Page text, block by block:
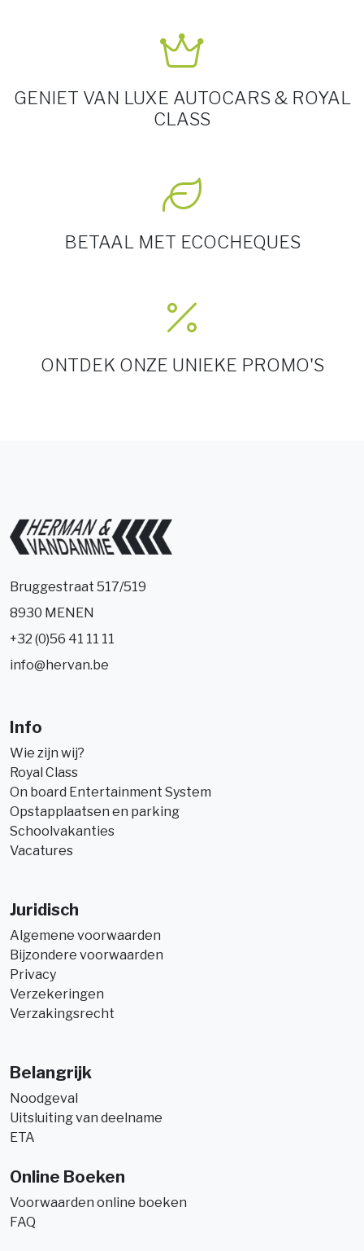
GENIET VAN LUXE AUTOCARS & ROYAL
CLASS
BETAAL MET ECOCHEQUES
ONTDEK ONZE UNIEKE PROMO'S
Bruggestraat 517/519
8930 MENEN
+32 (0)56 41 11 11
info@hervan.be
Info
Wie zijn wij?
Royal Class
On board Entertainment System
Opstapplaatsen en parking
Schoolvakanties
Vacatures
Juridisch
Algemene voorwaarden
Bijzondere voorwaarden
Privacy
Verzekeringen
Verzakingsrecht
Belangrijk
Noodgeval
Uitsluiting van deelname
ETA
Online Boeken
Voorwaarden online boeken
FAQ